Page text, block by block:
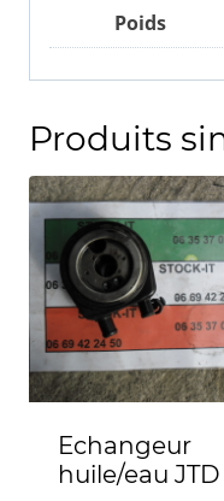
Poids
Produits
Echangeur
huile/eau JTD